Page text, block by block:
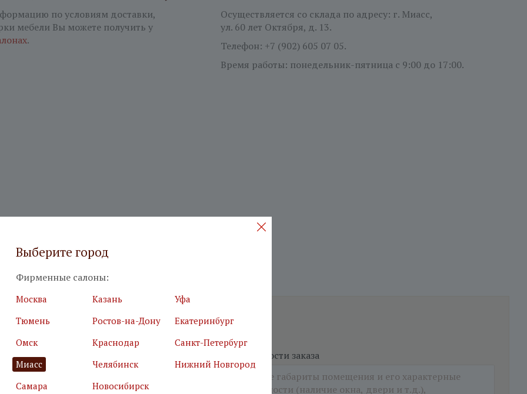
по условиям доставки,
мебели Вы можете получить у
.
Осуществляется со склада по адресу: г. Миасс,
ул. 60 лет Октября, д. 13.
Телефон: +7 (902) 605 07 05.
Время работы: понедельник-пятница с 9:00 до 17:00.
бесплатный дизайн-проект
* Подробности заказа
Выберите город
Фирменные салоны:
Москва Казань
Уфа
Тюмень
Ростов-на-Дону
Екатеринбург
Омск
Краснодар
Санкт-Петербург
Миасс
Челябинск
Нижний Новгород
Самара
Новосибирск